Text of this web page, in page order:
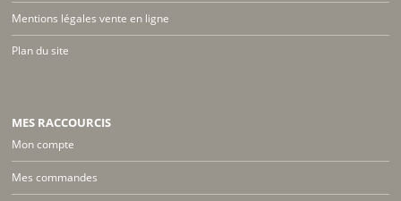
Mentions légales vente en ligne
Plan du site
MES RACCOURCIS
Mon compte
Mes commandes